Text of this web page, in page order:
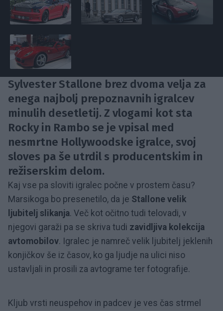
Sylvester Stallone brez dvoma velja za
enega najbolj prepoznavnih igralcev
minulih desetletij. Z vlogami kot sta
Rocky in Rambo se je vpisal med
nesmrtne Hollywoodske igralce, svoj
sloves pa še utrdil s producentskim in
režiserskim delom.
Kaj vse pa sloviti igralec počne v prostem času?
Marsikoga bo presenetilo, da je Stallone velik
ljubitelj slikanja. Več kot očitno tudi telovadi, v
njegovi garaži pa se skriva tudi zavidljiva kolekcija
avtomobilov. Igralec je namreč velik ljubitelj jeklenih
konjičkov še iz časov, ko ga ljudje na ulici niso
ustavljali in prosili za avtograme ter fotografije.
Kljub vrsti neuspehov in padcev je ves čas strmel